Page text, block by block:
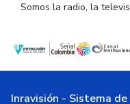
Somos la radio, la
Inravisión - Sistema